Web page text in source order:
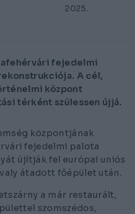
2025.
fejedelmi
A cél,
központ
térként szülessen újjá.
központjának
fejedelmi palota
újítják fel európai uniós
átadott főépület után.
a már restaurált,
szomszédos,